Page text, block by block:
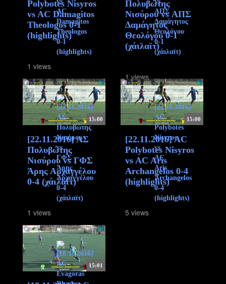
Polybotes Nisyros
vs AC Damagitos
Theologos 0-1
(highlights)
1 views
Πολυβώτης
Νισύρου vs ΑΠΣ
Δαμάγητος
Θεολόγου 0-1
(χάιλαϊτ)
1 views
15:00
[22.11.2016] ΑΣ
Πολυβώτης
Νισύρου vs ΓΦΣ
Άρης Αρχαγγέλου
0-4 (χάιλαϊτ)
1 views
15:00
[22.11.2016] AC
Polybotes Nisyros
vs AC Aris
Archangelos 0-4
(highlights)
5 views
15:01